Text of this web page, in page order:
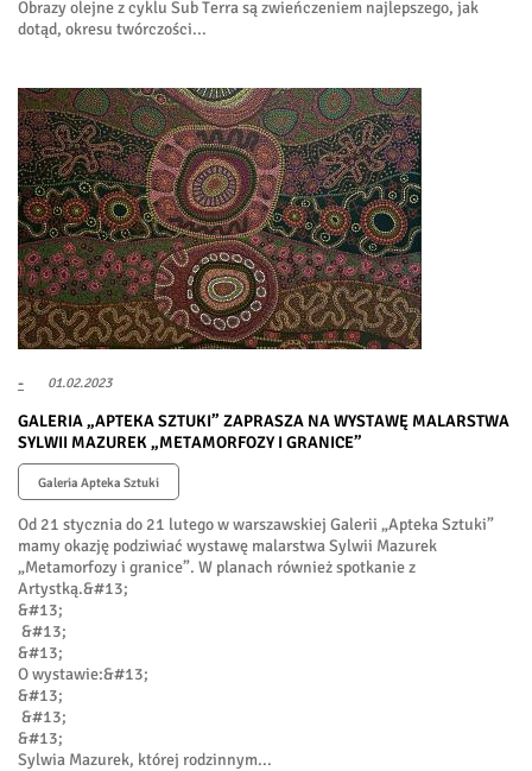
Obrazy olejne z cyklu Sub Terra są zwieńczeniem najlepszego, jak
dotąd, okresu twórczości...
- 01.02.2023
GALERIA „APTEKA SZTUKI” ZAPRASZA NA WYSTAWĘ MALARSTWA
SYLWII MAZUREK „METAMORFOZY I GRANICE”
Galeria Apteka Sztuki
Od 21 stycznia do 21 lutego w warszawskiej Galerii „Apteka Sztuki”
mamy okazję podziwiać wystawę malarstwa Sylwii Mazurek
„Metamorfozy i granice”. W planach również spotkanie z
Artystką.&#13;
&#13;
&#13;
&#13;
O wystawie:&#13;
&#13;
&#13;
&#13;
Sylwia Mazurek, której rodzinnym...